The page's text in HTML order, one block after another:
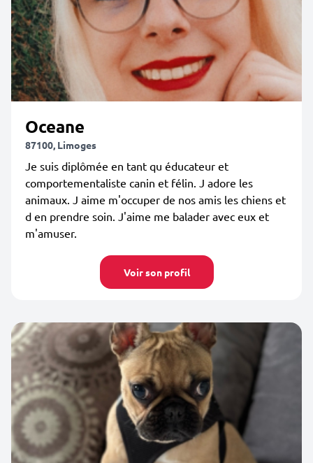
Oceane
87100, Limoges
Je suis diplômée en tant qu éducateur et
comportementaliste canin et félin. J adore les
animaux. J aime m'occuper de nos amis les chiens et
d en prendre soin. J'aime me balader avec eux et
m'amuser.
Voir son profil